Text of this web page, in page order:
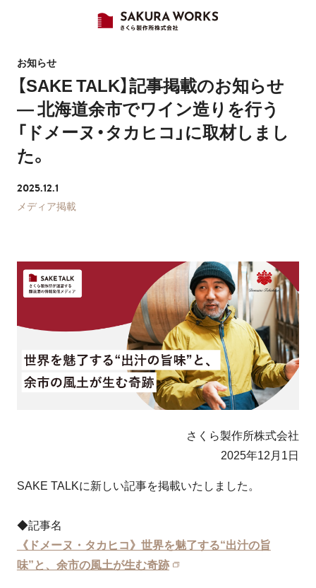
お知らせ
【SAKE TALK】記事掲載のお知らせ
― 北海道余市でワイン造りを行う
「ドメーヌ・タカヒコ」に取材しまし
た。
2025.12.1
メディア掲載
さくら製作所株式会社
2025年12月1日
SAKE TALKに新しい記事を掲載いたしました。
◆記事名
《ドメーヌ・タカヒコ》世界を魅了する“出汁の旨
味”と、余市の風土が生む奇跡